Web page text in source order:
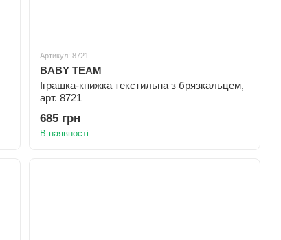
Артикул: 8721
BABY TEAM
Іграшка-книжка текстильна з брязкальцем,
арт. 8721
685 грн
В наявності